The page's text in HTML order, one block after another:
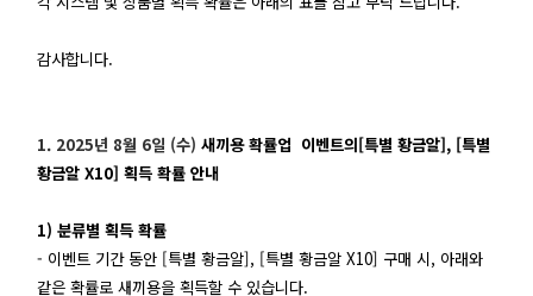
감사합니다.
1. 2025년 8월 6일 (수)새끼용 확률업 이벤트의[특별 황금알], [특별
황금알 X10] 획득 확률 안내
1) 분류별 획득 확률
- 이벤트 기간 동안 [특별 황금알], [특별 황금알 X10] 구매 시, 아래와
같은 확률로 새끼용을 획득할 수 있습니다.